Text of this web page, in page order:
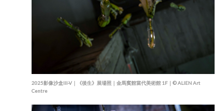
2025影像沙盒III-V｜《後生》展場照｜金馬賓館當代美術館 1F｜© ALIEN Art
Centre